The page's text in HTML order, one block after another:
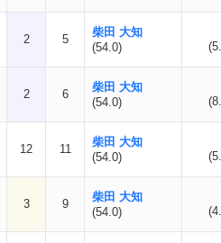
2 5
柴田 大知
(54.0)
2 6
柴田 大知
(54.0)
12 11
柴田 大知
(54.0)
3 9
柴田 大知
(54.0)